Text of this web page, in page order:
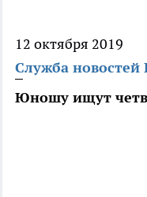
12 октября 2019
Служба новостей
Юношу ищут